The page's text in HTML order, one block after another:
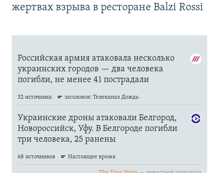
жертвах взрыва в ресторане Balzi Rossi